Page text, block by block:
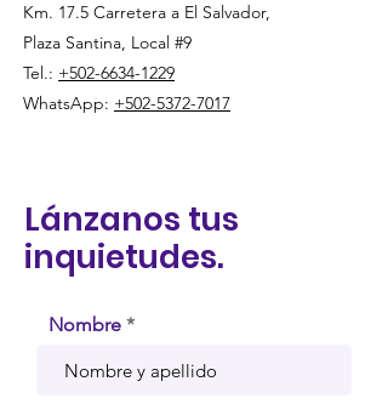
Km. 17.5 Carretera a El Salvador,
Plaza Santina, Local #9
Tel.: +502-6634-1229
WhatsApp: +502-5372-7017
Lánzanos tus
inquietudes.
Nombre